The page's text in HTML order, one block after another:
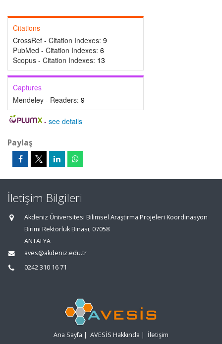
Citations
CrossRef - Citation Indexes: 9
PubMed - Citation Indexes: 6
Scopus - Citation Indexes: 13
Captures
Mendeley - Readers: 9
- see details
Paylaş
İletişim Bilgileri
Akdeniz Üniversitesi Bilimsel Araştırma Projeleri Koordinasyon
Birimi Rektörlük Binası, 07058
ANTALYA
aves@akdeniz.edu.tr
0242 310 16 71
Ana Sayfa | AVESİS Hakkında | İletişim